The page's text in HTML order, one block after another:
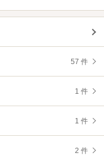
57 件
1 件
1 件
2 件